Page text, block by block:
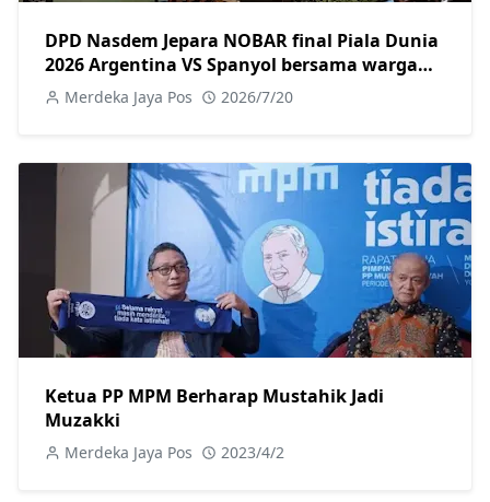
DPD Nasdem Jepara NOBAR final Piala Dunia
2026 Argentina VS Spanyol bersama warga
Jepara
Merdeka Jaya Pos 2026/7/20
Ketua PP MPM Berharap Mustahik Jadi
Muzakki
Merdeka Jaya Pos 2023/4/2